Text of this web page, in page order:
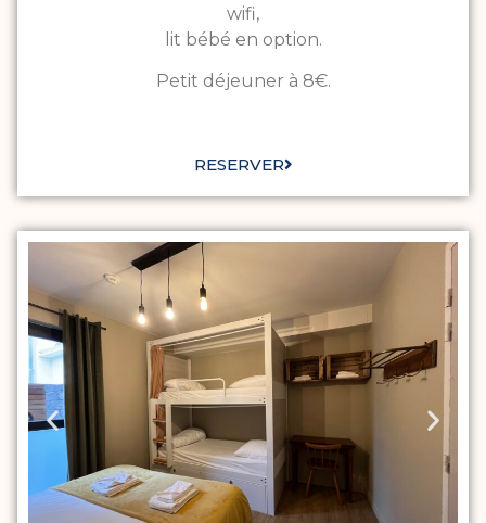
wifi,
lit bébé en option.
Petit déjeuner à 8€.
RESERVER